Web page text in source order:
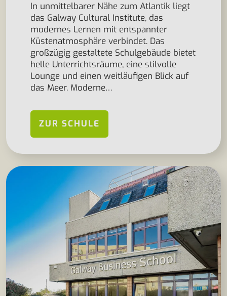
In unmittelbarer Nähe zum Atlantik liegt
das Galway Cultural Institute, das
modernes Lernen mit entspannter
Küstenatmosphäre verbindet. Das
großzügig gestaltete Schulgebäude bietet
helle Unterrichtsräume, eine stilvolle
Lounge und einen weitläufigen Blick auf
das Meer. Moderne…
ZUR SCHULE